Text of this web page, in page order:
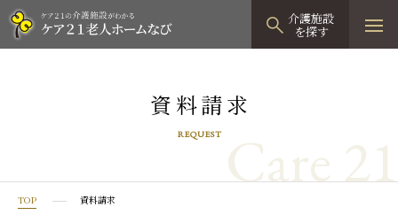
介護施設
を探す
見学予約
資料請求
REQUEST Care 21
TOP 資料請求